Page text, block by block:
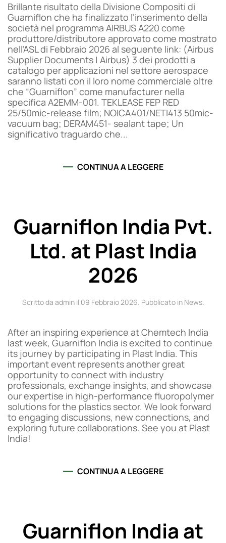
Brillante risultato della Divisione Compositi di
Guarniflon che ha finalizzato l’inserimento della
società nel programma AIRBUS A220 come
produttore/distributore approvato come mostrato
nell’ASL di Febbraio 2026 al seguente link: (Airbus
Supplier Documents | Airbus) 3 dei prodotti a
catalogo per applicazioni nel settore aerospace
saranno listati con il loro nome commerciale oltre
che “Guarniflon” come manufacturer nella
specifica A2EMM-001. TEKLEASE FEP RED
25/50mic-release film; NOICA401/NETI413 50mic-
vacuum bag; DERAM451- sealant tape; Un
significativo traguardo che...
CONTINUA A LEGGERE
Guarniflon India Pvt.
Ltd. at Plast India
2026
Scritto da admin il 09 Febbraio 2026. Pubblicato in News.
After an inspiring experience at Chemtech India
last week, Guarniflon India is excited to continue
its journey by participating in Plast India. This
important event represents another great
opportunity to connect with industry
professionals, exchange insights, and showcase
our expertise in high-performance fluoropolymer
solutions for the plastics sector. We look forward
to engaging discussions, new connections, and
exploring future collaborations. See you at Plast
India!
CONTINUA A LEGGERE
Guarniflon India at